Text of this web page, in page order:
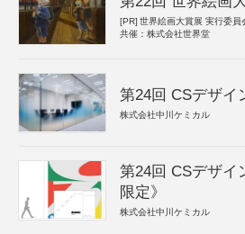
[PR] 世界絵画大賞展 実行委員
共催：株式会社世界堂
第24回 CSデザイ
株式会社中川ケミカル
第24回 CSデザイ
限定》
株式会社中川ケミカル